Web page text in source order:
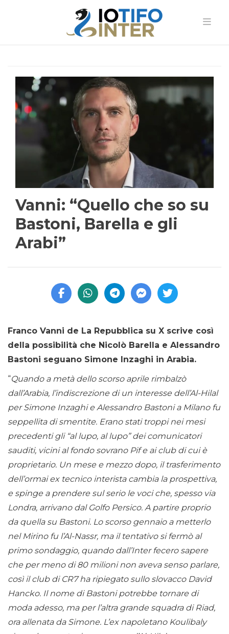
Vanni: “Quello che so su
Bastoni, Barella e gli
Arabi”
Franco Vanni de La Repubblica su X scrive così
della possibilità che Nicolò Barella e Alessandro
Bastoni seguano Simone Inzaghi in Arabia.
“Quando a metà dello scorso aprile rimbalzò
dall’Arabia, l’indiscrezione di un interesse dell’Al-Hilal
per Simone Inzaghi e Alessandro Bastoni a Milano fu
seppellita di smentite. Erano stati troppi nei mesi
precedenti gli “al lupo, al lupo” dei comunicatori
sauditi, vicini al fondo sovrano Pif e ai club di cui è
proprietario. Un mese e mezzo dopo, il trasferimento
dell’ormai ex tecnico interista cambia la prospettiva,
e spinge a prendere sul serio le voci che, spesso via
Londra, arrivano dal Golfo Persico. A partire proprio
da quella su Bastoni. Lo scorso gennaio a metterlo
nel Mirino fu l’Al-Nassr, ma il tentativo si fermò al
primo sondaggio, quando dall’Inter fecero sapere
che per meno di 80 milioni non aveva senso parlare,
così il club di CR7 ha ripiegato sullo slovacco David
Hancko. Il nome di Bastoni potrebbe tornare di
moda adesso, ma per l’altra grande squadra di Riad,
ora allenata da Simone. L’ex napoletano Koulibaly